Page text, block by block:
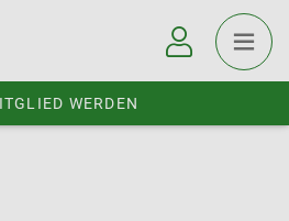
WERDEN